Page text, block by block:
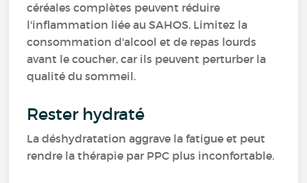
céréales complètes peuvent réduire
l'inflammation liée au SAHOS. Limitez la
consommation d'alcool et de repas lourds
avant le coucher, car ils peuvent perturber la
qualité du sommeil.
Rester hydraté
La déshydratation aggrave la fatigue et peut
rendre la thérapie par PPC plus inconfortable.